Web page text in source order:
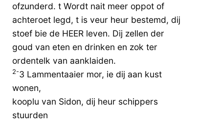
ofzunderd. t Wordt nait meer oppot of
achteroet legd, t is veur heur bestemd, dij
stoef bie de HEER leven. Dij zellen der
goud van eten en drinken en zok ter
ordentelk van aanklaiden.
2-3 Lammentaaier mor, ie dij aan kust
wonen,
kooplu van Sidon, dij heur schippers
stuurden